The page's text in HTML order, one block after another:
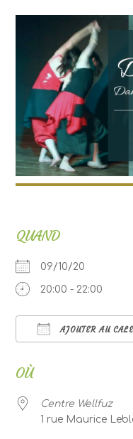
QUAND
09/10/20
20:00 - 22:00
AJOUTER AU
OÙ
Centre Wellfuz
1 rue Maurice